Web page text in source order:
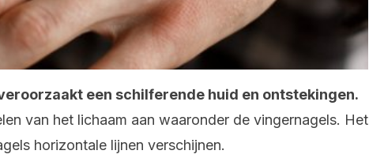
een schilferende huid en ontstekingen.
van het lichaam aan waaronder de vingernagels. Het
horizontale lijnen verschijnen.